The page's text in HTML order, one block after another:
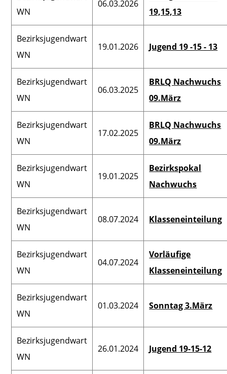
Karteistelle
Bezirksjugendwart
Verbandsspielleiter
Bezirksschülerwart
VN
Verbandsjugendwart Pressewart VN
Verbandsschülerwart
Verbandsseniorenwart
Schiedsrichter-Obmann
Beauftr. Breiten- &
Beauftragter Schulsport
Verbandspressewart
Verbandslehrwart
Frauensport
Kontrollausschuss
Spruchausschuss
WN
06.03.2026
19,15,13
Bezirksjugendwart
WN
19.01.2026 Jugend 19 -15 - 13
Bezirksjugendwart
WN
06.03.2025
BRLQ Nachwuchs
09.März
Bezirksjugendwart
WN
17.02.2025
BRLQ Nachwuchs
09.März
Bezirksjugendwart
WN
19.01.2025
Bezirkspokal
Nachwuchs
Bezirksjugendwart
WN
08.07.2024 Klasseneinteilung
Bezirksjugendwart
WN
04.07.2024
Vorläufige
Klasseneinteilung
Bezirksjugendwart
WN
01.03.2024 Sonntag 3.März
Bezirksjugendwart
WN
26.01.2024 Jugend 19-15-12